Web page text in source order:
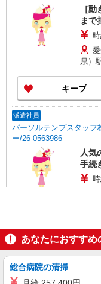
［
まで
県）
キープ
派遣社員
パーソルテンプスタッ
ー/26-0563986
人気
手続
（
キープ
派遣社員
パーソルテンプスタッ
ー/26-0623422
あなたにおすすめ
総合病院の清掃